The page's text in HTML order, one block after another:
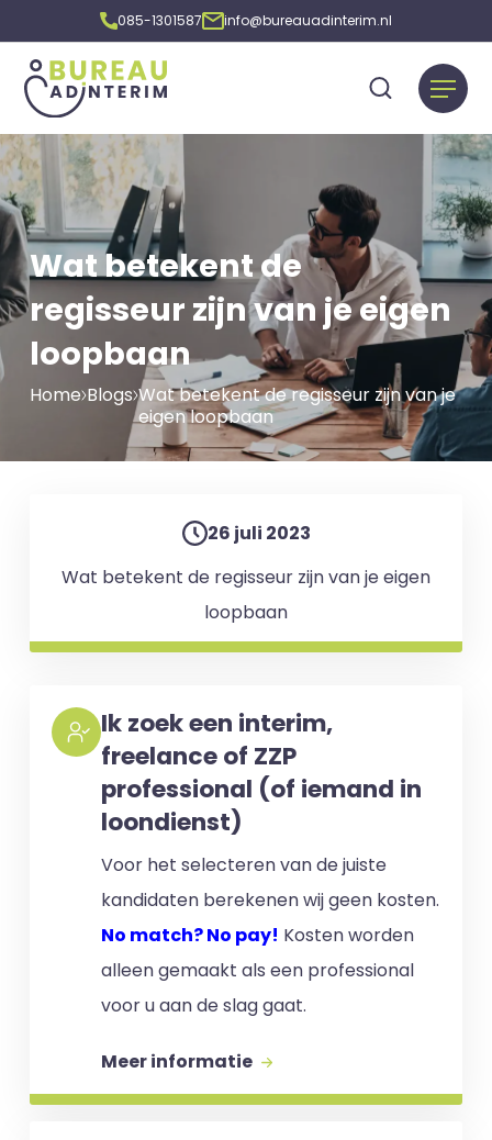
085-1301587 info@bureauadinterim.nl
Wat betekent de
regisseur zijn van je eigen
loopbaan
Home Blogs Wat betekent de regisseur zijn van je
eigen loopbaan
26 juli 2023
Wat betekent de regisseur zijn van je eigen
loopbaan
Ik zoek een interim,
freelance of ZZP
professional (of iemand in
loondienst)
Voor het selecteren van de juiste
kandidaten berekenen wij geen kosten.
No match? No pay! Kosten worden
alleen gemaakt als een professional
voor u aan de slag gaat.
Meer informatie